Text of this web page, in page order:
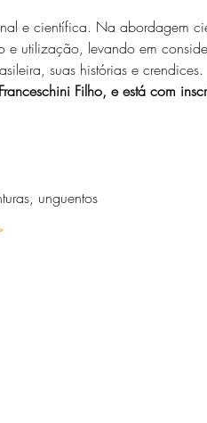
e científica. Na abordagem
e utilização, levando em
suas histórias e crendices.
Filho, e está com
unguentos